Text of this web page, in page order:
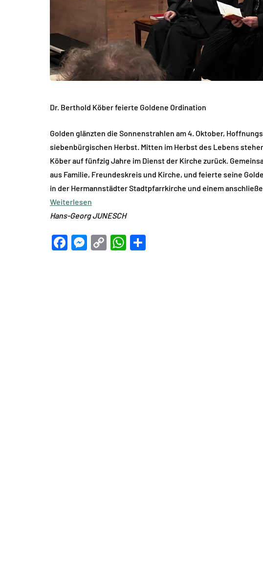
Dr. Berthold Köber feierte Goldene Ordination
Golden glänzten die Sonnenstrahlen am 4. Oktober,
siebenbürgischen Herbst. Mitten im Herbst des Lebens
Köber auf fünfzig Jahre im Dienst der Kirche zurück.
aus Familie, Freundeskreis und Kirche, und feierte seine
in der Hermannstädter Stadtpfarrkirche und einem
Weiterlesen
Hans-Georg JUNESCH
Facebook
Messenger
CopyWhatsApp